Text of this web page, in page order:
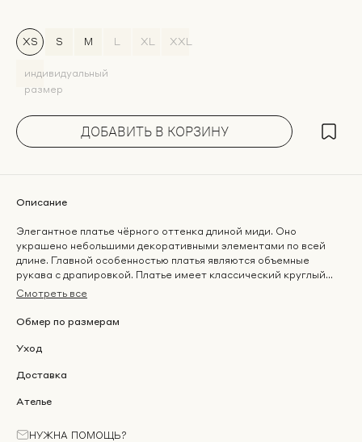
XS S M L XL ХХL
индивидуальный
размер
ДОБАВИТЬ В КОРЗИНУ
Описание
Элегантное платье чёрного оттенка длиной миди. Оно
украшено небольшими декоративными элементами по всей
длине. Главной особенностью платья являются объемные
рукава с драпировкой. Платье имеет классический круглый...
Смотреть все
Обмер по размерам
Уход
Доставка
Ателье
НУЖНА ПОМОЩЬ?